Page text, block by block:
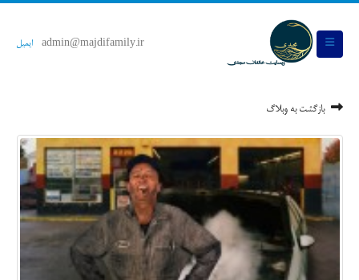
admin@majdifamily.ir ایمیل
بازگشت به وبلاگ